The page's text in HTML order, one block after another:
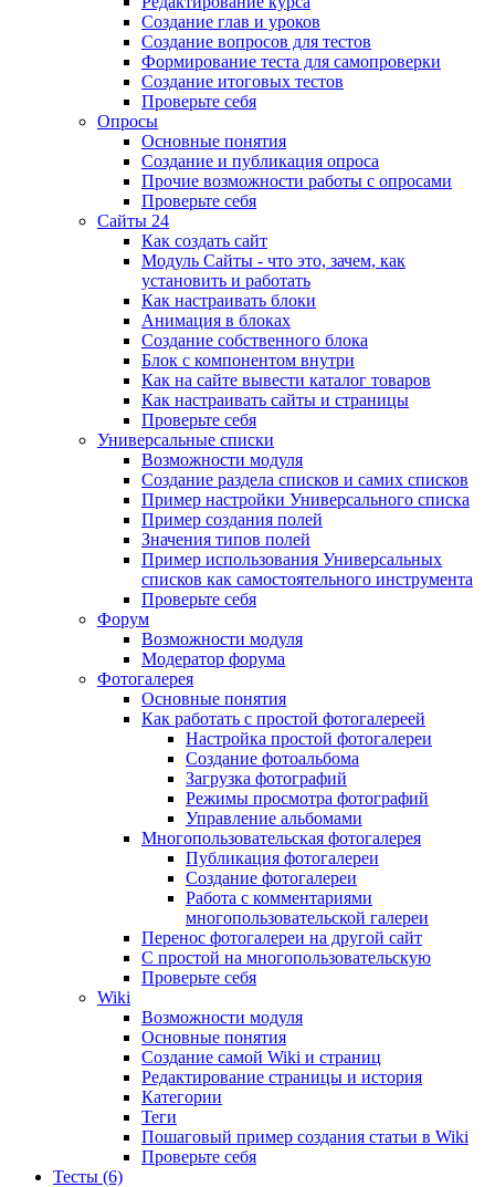
Создание глав и уроков
Создание вопросов для тестов
Формирование теста для самопроверки
Создание итоговых тестов
Проверьте себя
Опросы
Основные понятия
Создание и публикация опроса
Прочие возможности работы с опросами
Проверьте себя
Сайты 24
Как создать сайт
Модуль Сайты - что это, зачем, как
установить и работать
Как настраивать блоки
Анимация в блоках
Создание собственного блока
Блок с компонентом внутри
Как на сайте вывести каталог товаров
Как настраивать сайты и страницы
Проверьте себя
Универсальные списки
Возможности модуля
Создание раздела списков и самих списков
Пример настройки Универсального списка
Пример создания полей
Значения типов полей
Пример использования Универсальных
списков как самостоятельного инструмента
Проверьте себя
Форум
Возможности модуля
Модератор форума
Фотогалерея
Основные понятия
Как работать с простой фотогалереей
Настройка простой фотогалереи
Создание фотоальбома
Загрузка фотографий
Режимы просмотра фотографий
Управление альбомами
Многопользовательская фотогалерея
Публикация фотогалереи
Создание фотогалереи
Работа с комментариями
многопользовательской галереи
Перенос фотогалереи на другой сайт
С простой на многопользовательскую
Проверьте себя
Wiki
Возможности модуля
Основные понятия
Создание самой Wiki и страниц
Редактирование страницы и история
Категории
Теги
Пошаговый пример создания статьи в Wiki
Проверьте себя
Тесты (6)